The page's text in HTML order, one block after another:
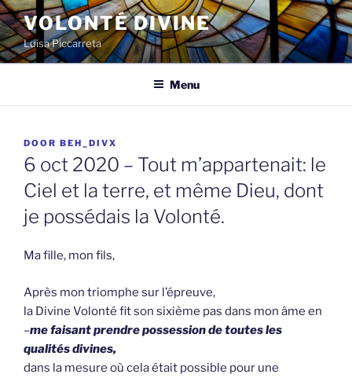
Spring
naar
de
inhoud
VOLONTÉ DIVINE
Luisa Piccarreta
Menu
GEPLAATST
OP
DOOR BEH_DIVX
6 oct 2020 – Tout m’appartenait: le
Ciel et la terre, et même Dieu, dont
je possédais la Volonté.
Ma fille, mon fils,
Après mon triomphe sur l’épreuve,
la Divine Volonté fit son sixième pas dans mon âme en
–me faisant prendre possession de toutes les
qualités divines,
dans la mesure où cela était possible pour une